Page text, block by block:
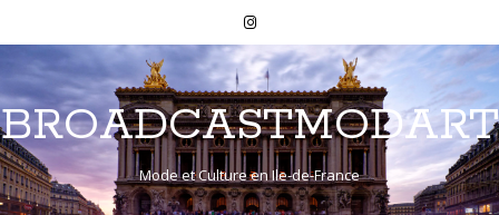
BROADCASTMODART
Mode et Culture en Ile-de-France